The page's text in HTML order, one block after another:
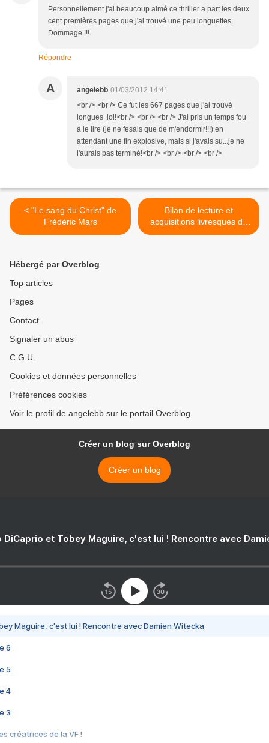
Personnellement j'ai beaucoup aimé ce thriller a part les deux
cent premières pages que j'ai trouvé une peu longuettes.
Dommage !!!
Répondre
A angelebb 01/03/2012 14:41
<br /> <br /> Ce fut les 667 pages que j'ai trouvé
longues lol!<br /> <br /> <br /> J'ai pris un temps fou
à le lire (je ne fesais que de m'endormir!!!) en
attendant une fin explosive, mais si j'avais su...je ne
l'aurais pas terminé!<br /> <br /> <br /> <br />
< "Le sang du Christ" de
Frédéric Mars
Bilan de lecture et
acquisitions livresques de
Février >
Hébergé par Overblog
Top articles
Pages
Contact
Signaler un abus
C.G.U.
Cookies et données personnelles
Préférences cookies
Voir le profil de angelebb sur le portail Overblog
Créer un blog sur Overblog
Créer un blog
DiCaprio et Tobey Maguire, c'est lui ! Rencontre avec
Maguire, c'est lui ! Rencontre avec Damien Witecka
6
5
4
3
créatrices de la VF !